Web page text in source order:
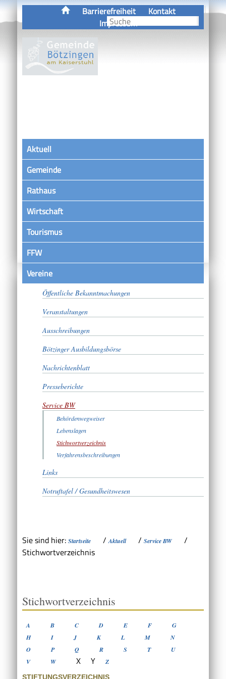
Barrierefreiheit
Kontakt
Impressum
Aktuell
Gemeinde
Rathaus
Wirtschaft
Tourismus
FFW
VereineSatzungen
Öffentliche Bekanntmachungen
Veranstaltungen
Ausschreibungen
Bötzinger Ausbildungsbörse
Nachrichtenblatt
Presseberichte
Service BW
Behördenwegweiser
Lebenslagen
Stichwortverzeichnis
Verfahrensbeschreibungen
Links
Notruftafel / Gesundheitswesen
Sie sind hier: Startseite /Aktuell / Service BW
/
Stichwortverzeichnis
Stichwortverzeichnis
A B C D E F
G
H
I J K L M
N
O
P Q R S T
U
V
W X Y Z
STIFTUNGSVERZEICHNIS